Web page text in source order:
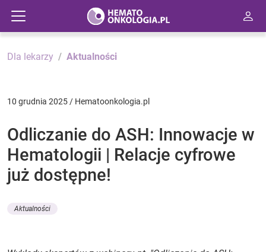
Dla lekarzy Aktualności
10 grudnia 2025 / Hematoonkologia.pl
Odliczanie do ASH: Innowacje w
Hematologii | Relacje cyfrowe
już dostępne!
Aktualności